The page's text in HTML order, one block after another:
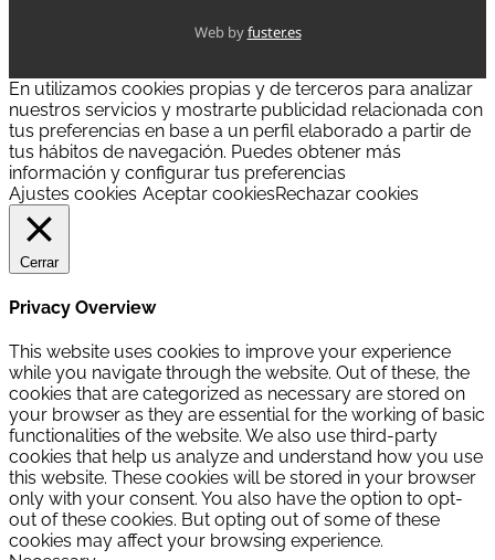
Web byfuster.es
En utilizamos cookies propias y de terceros para analizar
nuestros servicios y mostrarte publicidad relacionada con
tus preferencias en base a un perfil elaborado a partir de
tus hábitos de navegación. Puedes obtener más
información y configurar tus preferencias
Ajustes cookies Aceptar cookiesRechazar cookies
Cerrar
Privacy Overview
This website uses cookies to improve your experience
while you navigate through the website. Out of these, the
cookies that are categorized as necessary are stored on
your browser as they are essential for the working of basic
functionalities of the website. We also use third-party
cookies that help us analyze and understand how you use
this website. These cookies will be stored in your browser
only with your consent. You also have the option to opt-
out of these cookies. But opting out of some of these
cookies may affect your browsing experience.